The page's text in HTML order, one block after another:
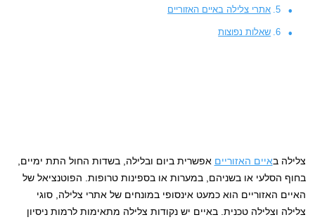
אתרי צלילה באיים האזוריים
שאלות נפוצות
צלילה באיים האזוריים אפשרית ביום ובלילה, בשדות החול התת ימיים,
בחוף הסלעי או בשניהם, במערות או בספינות טרופות. הפוטנציאל של
האיים האזוריים הוא כמעט אינסופי במונחים של אתרי צלילה, סוגי
צלילה וצלילה טכנית. באיים יש נקודות צלילה מתאימות לרמות ניסיון